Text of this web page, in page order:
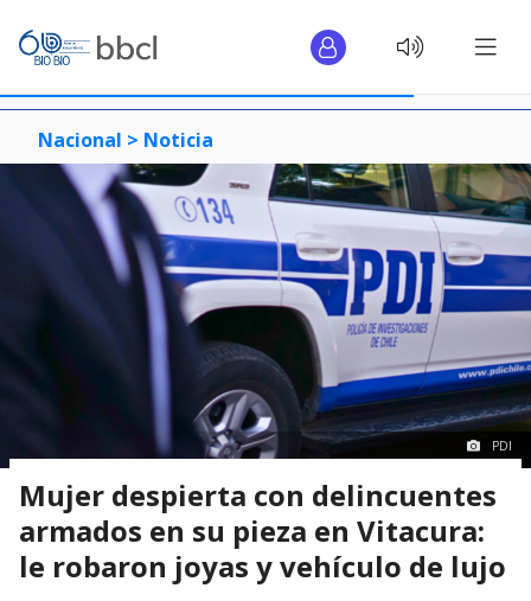
Nacional > Noticia
PDI
Mujer despierta con delincuentes
armados en su pieza en Vitacura:
le robaron joyas y vehículo de lujo